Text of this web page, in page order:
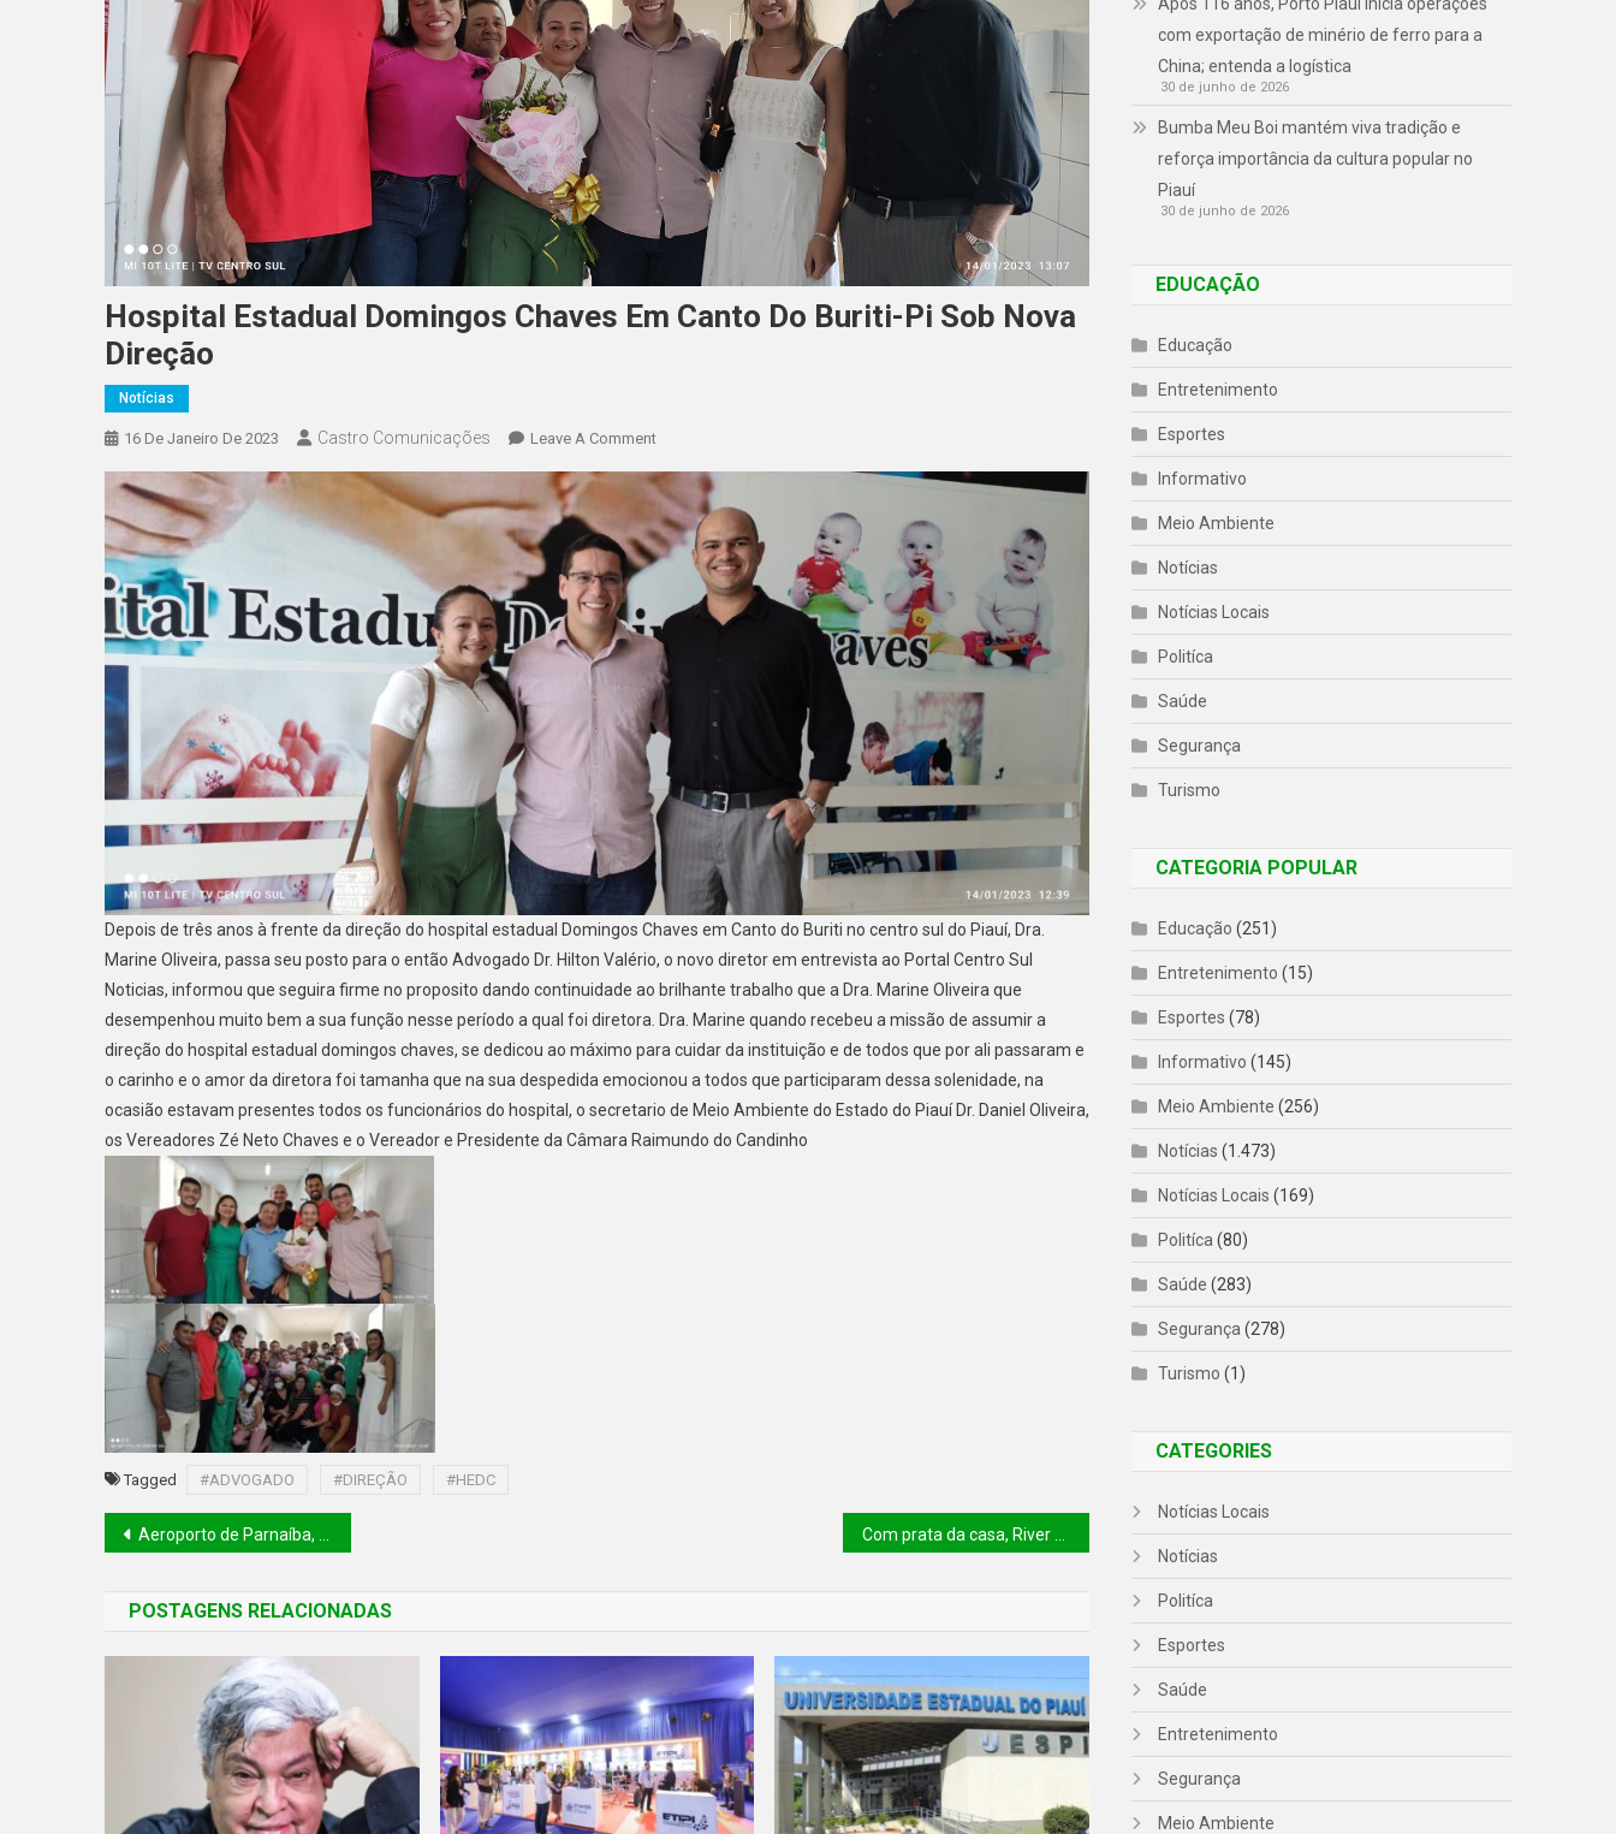
Hospital Estadual Domingos Chaves Em Canto Do Buriti-Pi Sob Nova
Direção
Notícias
16 De Janeiro De 2023 Castro Comunicações Leave A Comment
Depois de três anos à frente da direção do hospital estadual Domingos Chaves em Canto do Buriti no centro sul do Piauí, Dra.
Marine Oliveira, passa seu posto para o então Advogado Dr. Hilton Valério, o novo diretor em entrevista ao Portal Centro Sul
Noticias, informou que seguira firme no proposito dando continuidade ao brilhante trabalho que a Dra. Marine Oliveira que
desempenhou muito bem a sua função nesse período a qual foi diretora. Dra. Marine quando recebeu a missão de assumir a
direção do hospital estadual domingos chaves, se dedicou ao máximo para cuidar da instituição e de todos que por ali passaram e
o carinho e o amor da diretora foi tamanha que na sua despedida emocionou a todos que participaram dessa solenidade, na
ocasião estavam presentes todos os funcionários do hospital, o secretario de Meio Ambiente do Estado do Piauí Dr. Daniel Oliveira,
os Vereadores Zé Neto Chaves e o Vereador e Presidente da Câmara Raimundo do Candinho
Tagged #ADVOGADO #DIREÇÃO #HEDC
Aeroporto de Parnaíba, no litoral do Piauí, terá mais voos a partir de março
POSTAGENS RELACIONADAS
com exportação de minério de ferro para a
China; entenda a logística
30 de junho de 2026
Bumba Meu Boi mantém viva tradição e
reforça importância da cultura popular no
Piauí
30 de junho de 2026
EDUCAÇÃO
Educação
Entretenimento
Esportes
Informativo
Meio Ambiente
Notícias
Notícias Locais
Politíca
Saúde
Segurança
Turismo
CATEGORIA POPULAR
Educação (251)
Entretenimento (15)
Esportes (78)
Informativo (145)
Meio Ambiente (256)
Notícias (1.473)
Notícias Locais (169)
Politíca (80)
Saúde (283)
Segurança (278)
Turismo (1)
CATEGORIES
Notícias Locais
Notícias
Politíca
Esportes
Saúde
Entretenimento
Segurança
Meio Ambiente